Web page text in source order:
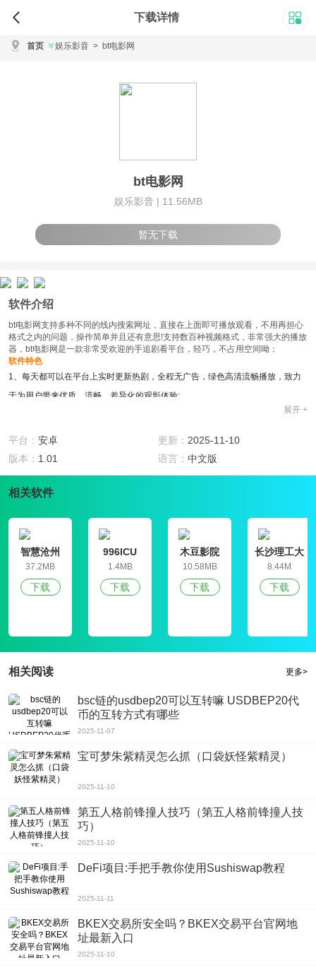
下载详情
首页 娱乐影音 > bt电影网
bt电影网
娱乐影音 | 11.56MB
暂无下载
软件介绍
bt电影网支持多种不同的线内搜索网址，直接在上面即可播放观看，不用再担心
格式之内的问题，操作简单并且还有意思!支持数百种视频格式，非常强大的播放
器，bt电影网是一款非常受欢迎的手追剧看平台，轻巧，不占用空间呦；
软件特色
1、每天都可以在平台上实时更新热剧，全程无广告，绿色高清流畅播放，致力
于为用户带来优质、流畅、差异化的观影体验;
2、免费看全网影视、bt电影网轻松搞定一切影视会员，比如爱奇艺会员、腾讯
会员、搜狐会员、芒果会员、PPTV聚力会员......
3、这款软件还有自动拍摄视频功能，大家可以运用这款软件来拍摄风景大片或
4、bt电影网支持ARM和X86架构的CPU最新指令集。硬件加速模式，普通模
1、海量的视频内容，让你一次看个够，各种有趣的视频等你来发掘;即拥有国内
2、网友在线点评讨论支持弹幕功能，bt电影网为观看再添一份乐趣，，体验个
性化智能推荐的惊喜，拥有电影院般的待遇；
载哦。大家可以实时关注线上最新的热门影视哦。
晰度，根据你的需求自由选择，高清，超清均有;
集成高速播放引擎，边看边下，即点即播，自动记忆播放进度，自动缓冲下一
集，使用方便好用，让你追剧不再烦恼。
1、bug修复，程序猿日夜攻克;
2、播放更稳定，减少播放卡顿频率;
展开 +
平台： 安卓 更新： 2025-11-10
版本： 1.01 语言： 中文版
相关软件
智慧沧州
37.2MB
下载
996ICU
1.4MB
下载
木豆影院
10.58MB
下载
长沙理工大
学就业信息
网学生信息
管理平台
8.44M
下载
相关阅读 更多>
bsc链的usdbep20可以互转嘛 USDBEP20代
币的互转方式有哪些
2025-11-07
宝可梦朱紫精灵怎么抓（口袋妖怪紫精灵）
2025-11-10
第五人格前锋撞人技巧（第五人格前锋撞人技
巧）
2025-11-10
DeFi项目:手把手教你使用Sushiswap教程
2025-11-11
BKEX交易所安全吗？BKEX交易平台官网地
址最新入口
2025-11-10